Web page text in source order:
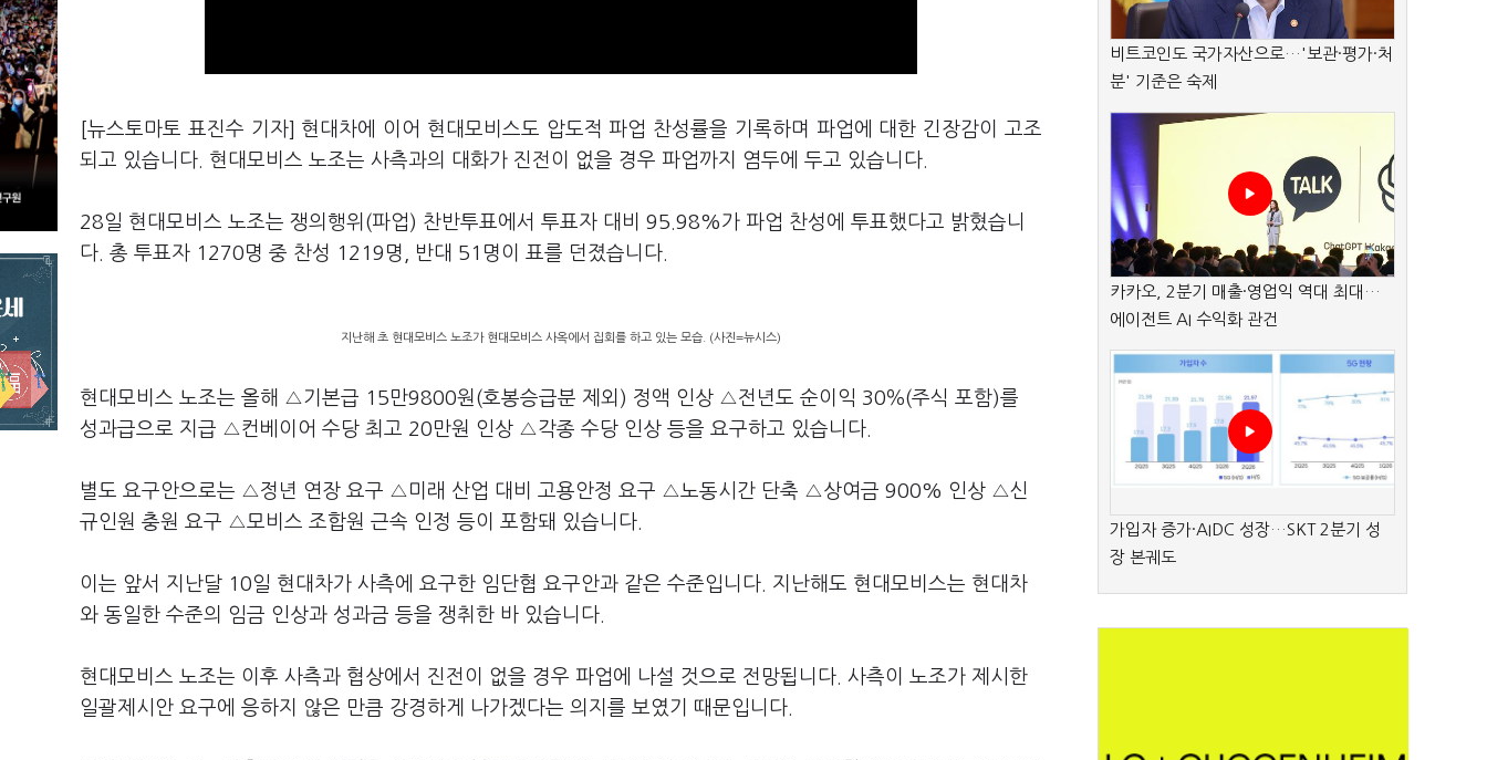
[뉴스토마토 표진수 기자] 현대차에 이어 현대모비스도 압도적 파업 찬성률을 기록하며 파업에 대한 긴장감이 고조
되고 있습니다. 현대모비스 노조는 사측과의 대화가 진전이 없을 경우 파업까지 염두에 두고 있습니다.
28일 현대모비스 노조는 쟁의행위(파업) 찬반투표에서 투표자 대비 95.98%가 파업 찬성에 투표했다고 밝혔습니
다. 총 투표자 1270명 중 찬성 1219명, 반대 51명이 표를 던졌습니다.
지난해 초 현대모비스 노조가 현대모비스 사옥에서 집회를 하고 있는 모습. (사진=뉴시스)
현대모비스 노조는 올해 △기본급 15만9800원(호봉승급분 제외) 정액 인상 △전년도 순이익 30％(주식 포함)를
성과급으로 지급 △컨베이어 수당 최고 20만원 인상 △각종 수당 인상 등을 요구하고 있습니다.
별도 요구안으로는 △정년 연장 요구 △미래 산업 대비 고용안정 요구 △노동시간 단축 △상여금 900% 인상 △신
규인원 충원 요구 △모비스 조합원 근속 인정 등이 포함돼 있습니다.
이는 앞서 지난달 10일 현대차가 사측에 요구한 임단협 요구안과 같은 수준입니다. 지난해도 현대모비스는 현대차
와 동일한 수준의 임금 인상과 성과금 등을 쟁취한 바 있습니다.
현대모비스 노조는 이후 사측과 협상에서 진전이 없을 경우 파업에 나설 것으로 전망됩니다. 사측이 노조가 제시한
일괄제시안 요구에 응하지 않은 만큼 강경하게 나가겠다는 의지를 보였기 때문입니다.
비트코인도 국가자산으로…'보관·평가·처
분' 기준은 숙제
카카오, 2분기 매출·영업익 역대 최대…
에이전트 AI 수익화 관건
가입자 증가·AIDC 성장…SKT 2분기 성
장 본궤도